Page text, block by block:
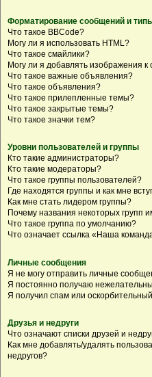
Форматирование сообщений и
Что такое BBCode?
Могу ли я использовать HTML?
Что такое смайлики?
Могу ли я добавлять изображения
Что такое важные объявления?
Что такое объявления?
Что такое прилепленные темы?
Что такое закрытые темы?
Что такое значки тем?
Уровни пользователей и группы
Кто такие администраторы?
Кто такие модераторы?
Что такое группы пользователей?
Где находятся группы и как мне
Как мне стать лидером группы?
Почему названия некоторых групп
Что такое группа по умолчанию?
Что означает ссылка «Наша
Личные сообщения
Я не могу отправить личные
Я постоянно получаю
Я получил спам или
Друзья и недруги
Что означают списки друзей и
Как мне добавлять/удалять
недругов?